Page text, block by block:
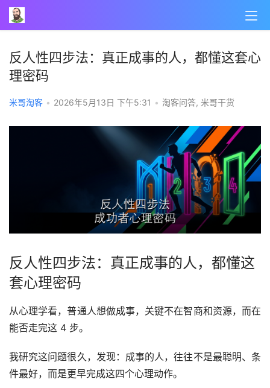
反人性四步法：真正成事的人，都懂这套心
理密码
米哥淘客 • 2026年5月13日 下午5:31 • 淘客问答, 米哥干货
反人性四步法：真正成事的人，都懂这
套心理密码
从心理学看，普通人想做成事，关键不在智商和资源，而在
能否走完这 4 步。
我研究这问题很久，发现：成事的人，往往不是最聪明、条
件最好，而是更早完成这四个心理动作。